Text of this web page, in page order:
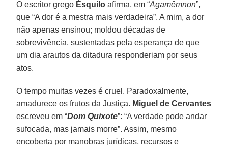
O escritor grego Ésquilo afirma, em “Agamêmnon”,
que “A dor é a mestra mais verdadeira”. A mim, a dor
não apenas ensinou; moldou décadas de
sobrevivência, sustentadas pela esperança de que
um dia arautos da ditadura responderiam por seus
atos.
O tempo muitas vezes é cruel. Paradoxalmente,
amadurece os frutos da Justiça. Miguel de Cervantes
escreveu em “Dom Quixote”: “A verdade pode andar
sufocada, mas jamais morre”. Assim, mesmo
encoberta por manobras jurídicas, recursos e